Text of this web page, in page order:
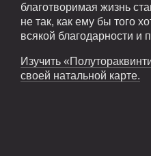
благотворимая жизнь
не так, как ему бы того
всякой благодарности и
Изучить
своей натальной карте.